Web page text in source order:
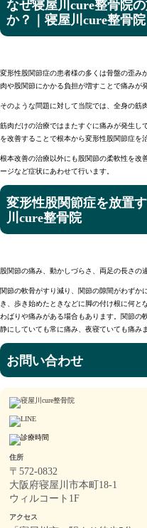
なぜ寝屋川cure整骨院
か？｜寝屋川cure整骨院
変形性股関節症の患者様の多くは骨盤の歪み
肉や股関節にかかる負担が増すことで痛みが
そのような問題に対して当院では、全身の筋
筋肉だけの治療ではまたすぐに痛みが発生し
を改善することで根本から変形性股関節症を
根本改善の治療以外にも股関節の柔軟性を改
ージなど症状にあわせて行います。
変形性股関節症を放置
川cure整骨院
股関節の痛み、動かしづらさ、両足の長さの
関節の軟骨がすり減り、関節の隙間がわずか
き、歩き始めたときなどに脚の付け根に何と
わばりや痛みがある場合もあります。関節の
静にしていても常に痛み、夜寝ていても痛みま
お問い合わせ
住所
〒572-0832
大阪府寝屋川市本町18-1
ウィルコート1F
アクセス